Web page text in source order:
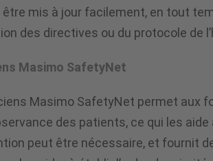
être mis à jour facilement, en tout
des directives ou du protocole de
Masimo SafetyNet
Masimo SafetyNet permet aux
des patients, ce qui les
peut être nécessaire, et fournit